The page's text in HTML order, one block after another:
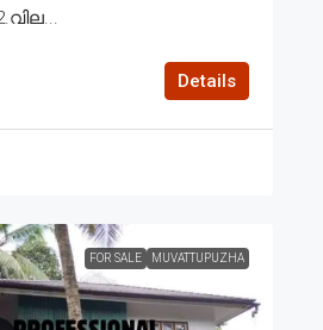
Details
FOR SALE MUVATTUPUZHA